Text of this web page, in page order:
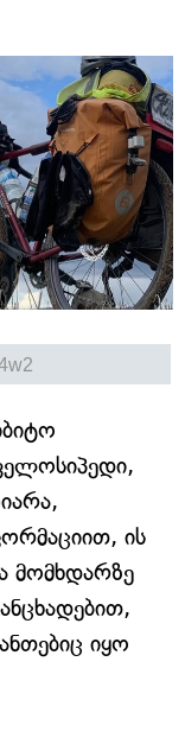
ის
მომხდარზე
იყო